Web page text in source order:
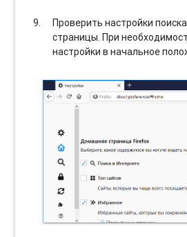
Проверить настройки
страницы. При
настройки в начальное